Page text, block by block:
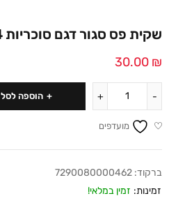
שקית פס סגור דגם סוכריות 18/28+4 ס”מ (50 יח’)
30.00 ₪
הוספה לסל
מועדפים
ברקוד: 7290080000462
זמינות: זמין במלאי!